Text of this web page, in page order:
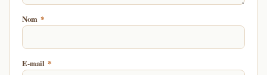
Nom *
E-mail *